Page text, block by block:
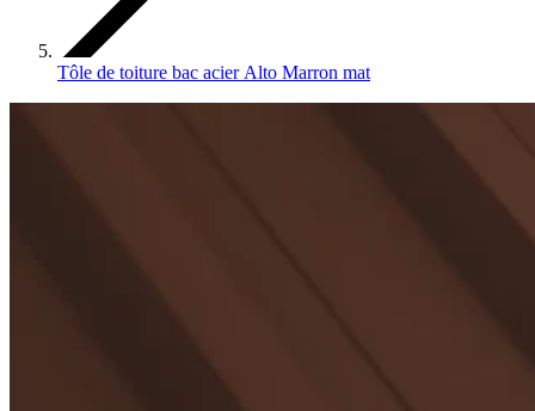
Tôle de toiture bac acier Alto Marron mat